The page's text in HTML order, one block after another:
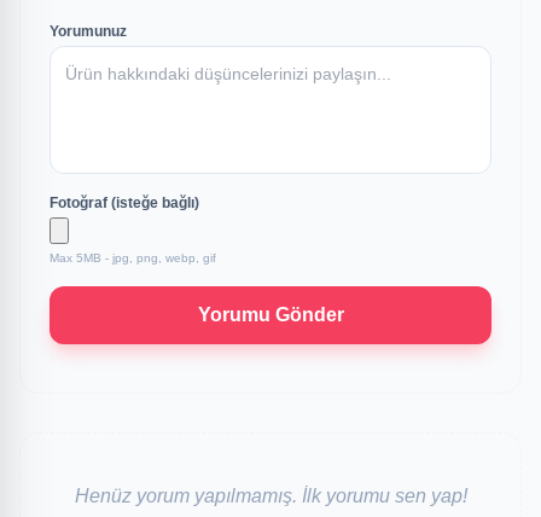
Yorumunuz
Fotoğraf (isteğe bağlı)
Max 5MB - jpg, png, webp, gif
Yorumu Gönder
Henüz yorum yapılmamış. İlk yorumu sen yap!